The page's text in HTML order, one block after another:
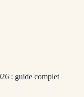
: guide complet